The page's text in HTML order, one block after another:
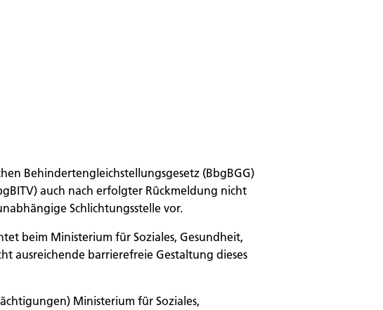
Behindertengleichstellungsgesetz (BbgBGG)
auch nach erfolgter Rückmeldung nicht
Schlichtungsstelle vor.
beim Ministerium für Soziales, Gesundheit,
ausreichende barrierefreie Gestaltung dieses
Ministerium für Soziales,